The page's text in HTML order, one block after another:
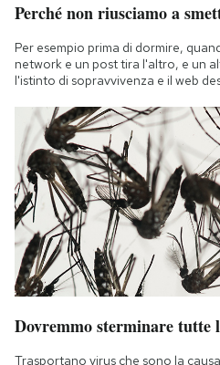
Perché non riusciamo a
Per esempio prima di dormire,
network e un post tira l'altro, e un
l'istinto di sopravvivenza e il web
Dovremmo sterminare tutte
Trasportano virus che sono la